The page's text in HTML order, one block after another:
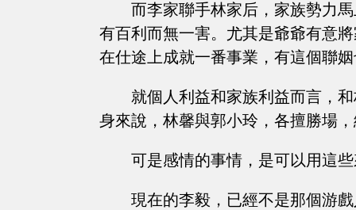
而李家聯手林家后，家族勢力
有百利而無一害。尤其是爺爺有意
在仕途上成就一番事業，有這個聯
就個人利益和家族利益而言，
身來說，林馨與郭小玲，各擅勝場
可是感情的事情，是可以用這
現在的李毅，已經不是那個游